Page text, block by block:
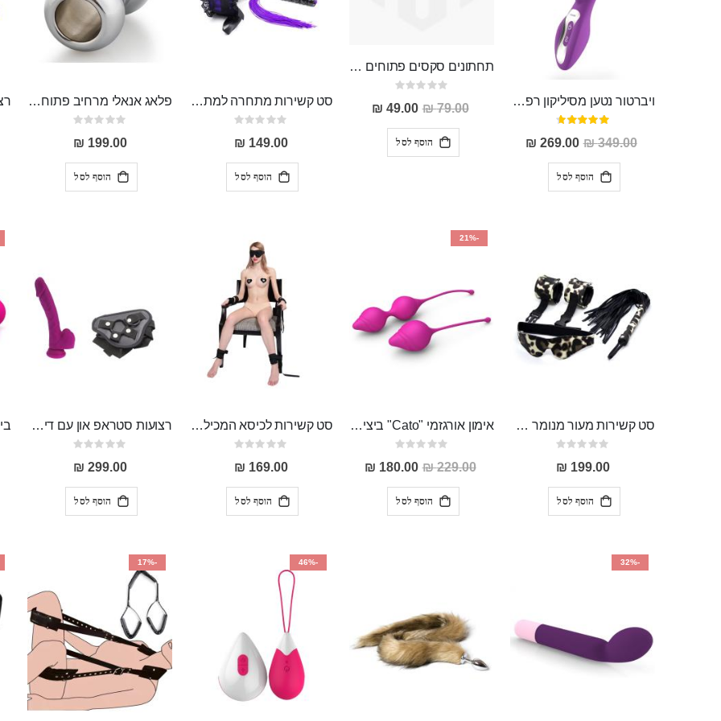
ויברטור נטען מסיליקון רפואי "Softs"
דירוג:
93%
349.00 ₪
מחיר
מבצע
269.00 ₪
הוסף לסל
תחתונים סקסים פתוחים מאחורה, מחמיאים , יפייפים "Esenia"
Rating:
79.00 ₪
מחיר
מבצע
49.00 ₪
הוסף לסל
סט קשירות מתחרה למתחילים המכיל כיסוי עיניים, אזיקים ושוט מהודר עם רצועות סיליקון "Baldemar"
Rating:
0%
149.00 ₪
הוסף לסל
פלאג אנאלי מרחיב פתוח חלול מפלדת אל חלד "Veles" להצצה ולמשחקים אנאלים מתקדמים
Rating:
0%
199.00 ₪
הוסף לסל
סט קשירות מעור מנומר אכותי המכיל כיסוי עיניים אזיקים ושוט "Plutus"
Rating:
199.00 ₪
הוסף לסל
-21%
אימון אורגזמי "Cato" ביצי קגל מסיליקון רפואי עם משקולת
Rating:
229.00 ₪
מחיר
מבצע
180.00 ₪
הוסף לסל
סט קשירות לכיסא המכיל אזיקים לידיים ,אזיקים לרגליים וכיסוי עיניים Egon
Rating:
169.00 ₪
הוסף לסל
רצועות סטראפ און עם דילדו 20 ס"מ "Lear"
Rating:
299.00 ₪
הוסף לסל
-32%
-46%
-17%